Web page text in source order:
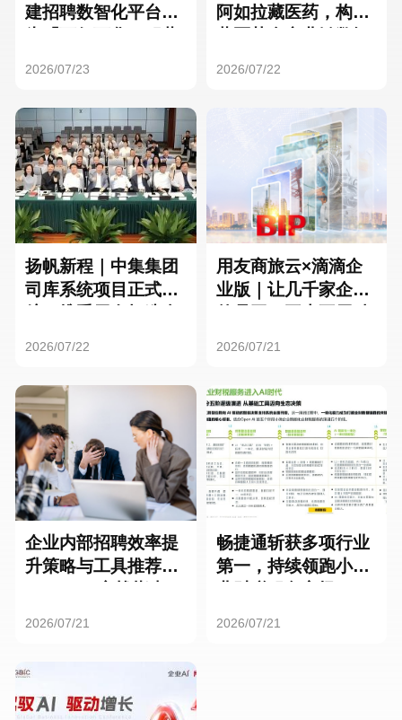
建招聘数智化平台，
2026/07/23
阿如拉藏医药，构建
2026/07/22
扬帆新程｜中集集团
司库系统项目正式启
2026/07/22
用友商旅云×滴滴企
业版｜让几千家企业
2026/07/21
企业内部招聘效率提
升策略与工具推荐：
2026/07/21
畅捷通斩获多项行业
第一，持续领跑小微
2026/07/21